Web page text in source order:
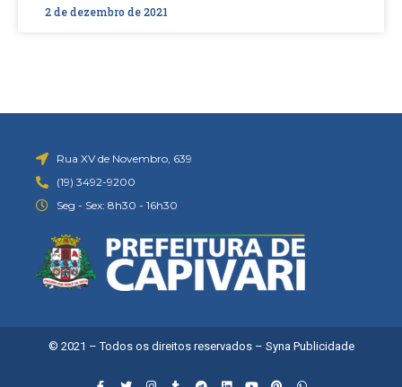
2 de dezembro de 2021
Rua XV de Novembro, 639
(19) 3492-9200
Seg - Sex: 8h30 - 16h30
© 2021 – Todos os direitos reservados – Syna Publicidade